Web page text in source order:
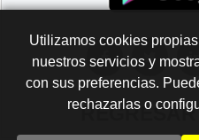
Utilizamos cookies
nuestros servicios y
con sus preferencias.
rechazarlas o